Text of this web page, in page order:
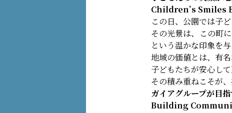
Children’s Smiles
この日、公園では子
その光景は、この町
という温かな印象を
地域の価値とは、有
子どもたちが安心し
その積み重ねこそが
ガイアグループが目
Building